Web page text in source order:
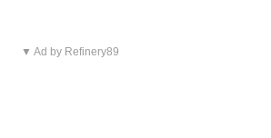
▼ Ad by Refinery89